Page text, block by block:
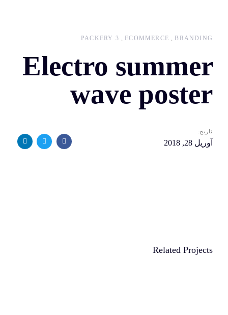
BRANDING
ECOMMERCE
PACKERY 3
Electro summer
wave poster
تاریخ:
آوریل 28, 2018
Related Projects